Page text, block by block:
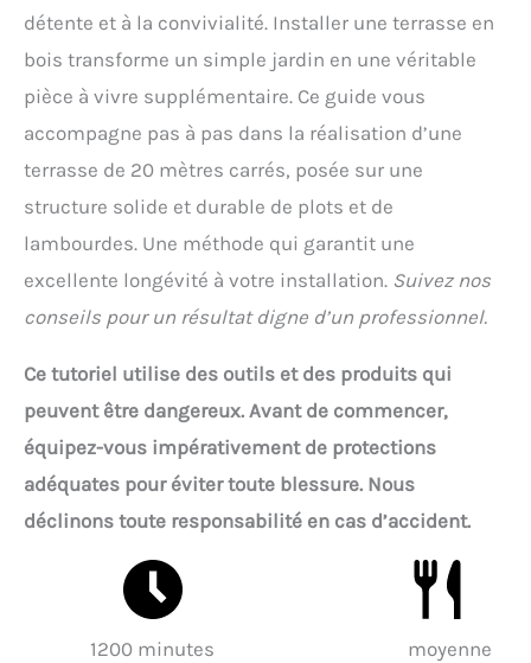
détente et à la convivialité. Installer une terrasse en
bois transforme un simple jardin en une véritable
pièce à vivre supplémentaire. Ce guide vous
accompagne pas à pas dans la réalisation d’une
terrasse de 20 mètres carrés, posée sur une
structure solide et durable de plots et de
lambourdes. Une méthode qui garantit une
excellente longévité à votre installation. Suivez nos
conseils pour un résultat digne d’un professionnel.
Ce tutoriel utilise des outils et des produits qui
peuvent être dangereux. Avant de commencer,
équipez-vous impérativement de protections
adéquates pour éviter toute blessure. Nous
déclinons toute responsabilité en cas d’accident.
1200 minutes moyenne